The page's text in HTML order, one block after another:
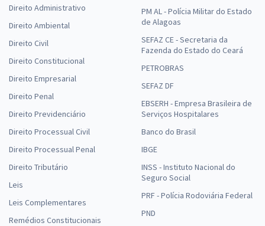
Direito Administrativo
Direito Ambiental
Direito Civil
Direito Constitucional
Direito Empresarial
Direito Penal
Direito Previdenciário
Direito Processual Civil
Direito Processual Penal
Direito Tributário
Leis
Leis Complementares
Remédios Constitucionais
PM AL - Polícia Militar do Estado
de Alagoas
SEFAZ CE - Secretaria da
Fazenda do Estado do Ceará
PETROBRAS
SEFAZ DF
EBSERH - Empresa Brasileira de
Serviços Hospitalares
Banco do Brasil
IBGE
INSS - Instituto Nacional do
Seguro Social
PRF - Polícia Rodoviária Federal
PND